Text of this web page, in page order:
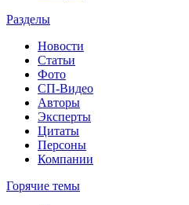
Разделы
Новости
Статьи
Фото
СП-Видео
Авторы
Эксперты
Цитаты
Персоны
Компании
Горячие темы